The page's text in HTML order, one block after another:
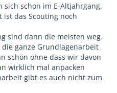
sich schon im E-Altjahrgang,
ist das Scouting noch
sind dann die meisten weg.
ganze Grundlagenarbeit
schön ohne dass wir davon
wirklich mal anpacken
gibt es auch nicht zum